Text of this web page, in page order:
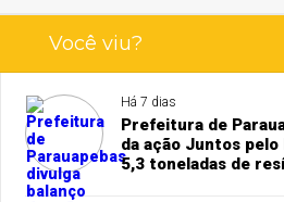
Você viu?
Há 7 dias
Prefeitura de
da ação Juntos
5,3 toneladas de